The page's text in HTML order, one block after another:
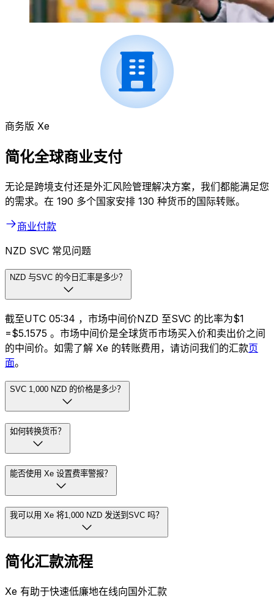
商务版 Xe
简化全球商业支付
无论是跨境支付还是外汇风险管理解决方案，我们都能满足您
的需求。在 190 多个国家安排 130 种货币的国际转账。
商业付款
NZD SVC 常见问题
NZD 与SVC 的今日汇率是多少？
截至UTC 05:34 ，市场中间价NZD 至SVC 的比率为$1
=$5.1575 。市场中间价是全球货币市场买入价和卖出价之间
的中间价。如需了解 Xe 的转账费用，请访问我们的汇款页
面。
SVC 1,000 NZD 的价格是多少？
如何转换货币？
能否使用 Xe 设置费率警报？
我可以用 Xe 将1,000 NZD 发送到SVC 吗？
简化汇款流程
Xe 有助于快速低廉地在线向国外汇款